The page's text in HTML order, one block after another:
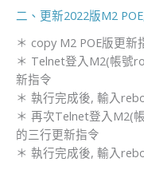
二、更新2022版M2
＊ copy M2 POE版更新
＊ Telnet登入M2(帳號
新指令
＊ 執行完成後, 輸入
＊ 再次Telnet登入M2(
的三行更新指令
＊ 執行完成後, 輸入